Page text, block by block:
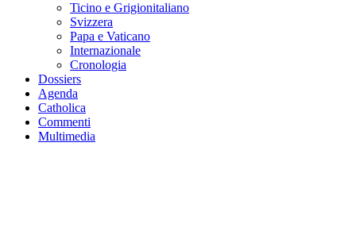
Ticino e Grigionitaliano
Svizzera
Papa e Vaticano
Internazionale
Cronologia
Dossiers
Agenda
Catholica
Commenti
Multimedia